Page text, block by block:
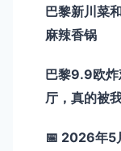
巴黎新川菜
麻辣香锅
巴黎9.9欧
厅，真的被
📅 2026年5